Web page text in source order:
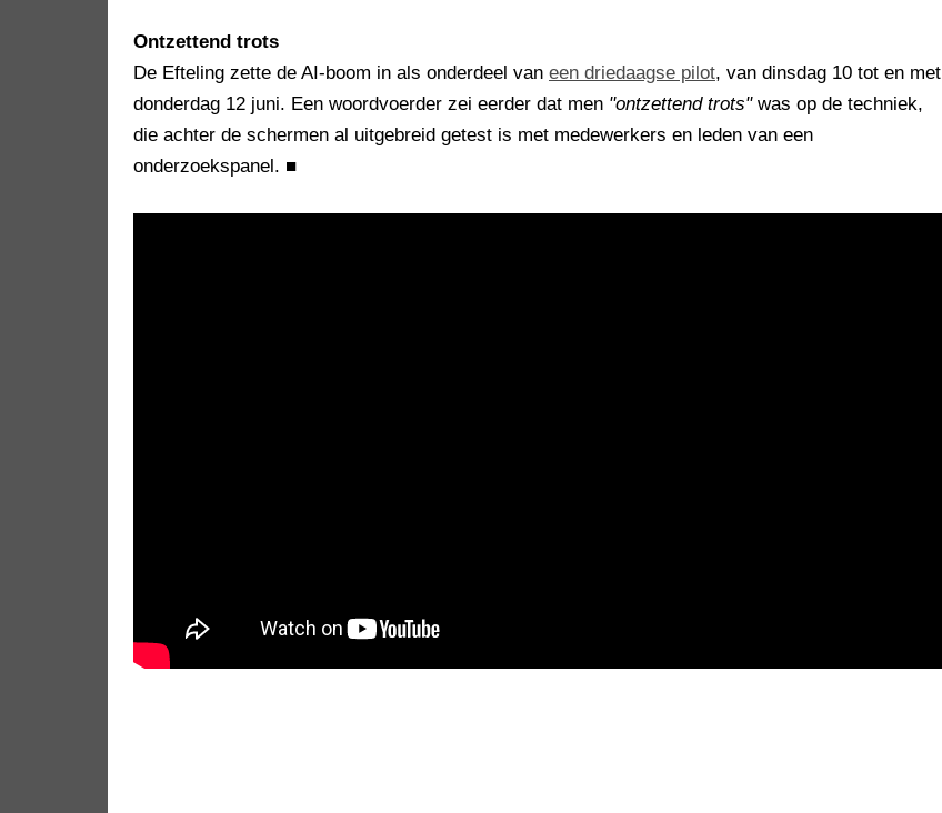
Ontzettend trots
De Efteling zette de AI-boom in als onderdeel van een driedaagse pilot, van dinsdag 10 tot en met
donderdag 12 juni. Een woordvoerder zei eerder dat men "ontzettend trots"was op de techniek,
die achter de schermen al uitgebreid getest is met medewerkers en leden van een
onderzoekspanel. ■